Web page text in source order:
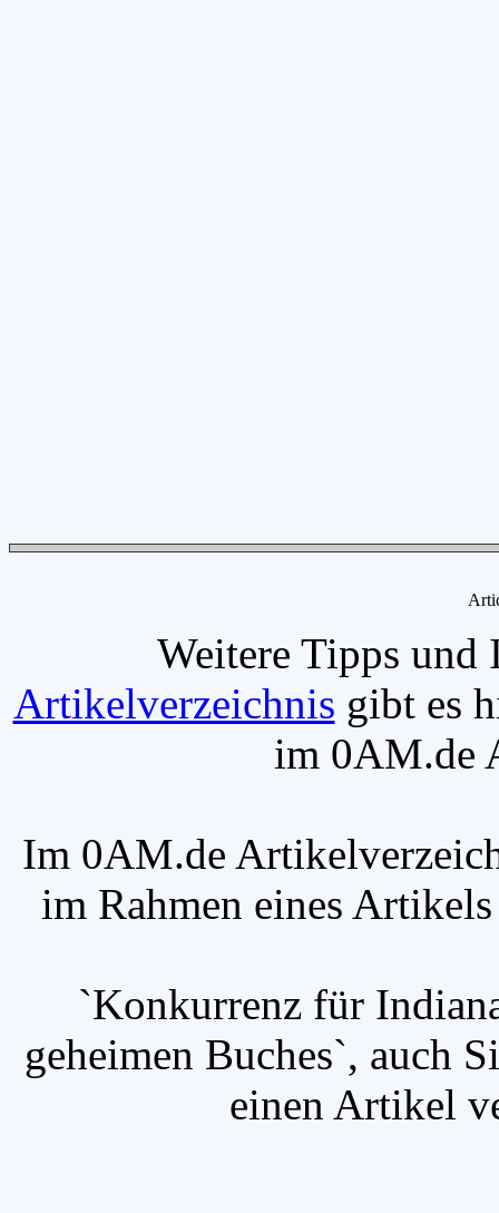
Weitere Tipps und
Artikelverzeichnis gibt es
im 0AM.de
Im 0AM.de
im Rahmen eines
`Konkurrenz für
geheimen Buches`, auch
einen Artikel